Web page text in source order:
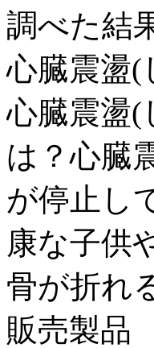
調べた結
心臓震盪(
心臓震盪
は？心臓
が停止し
康な子供
骨が折れ
販売製品